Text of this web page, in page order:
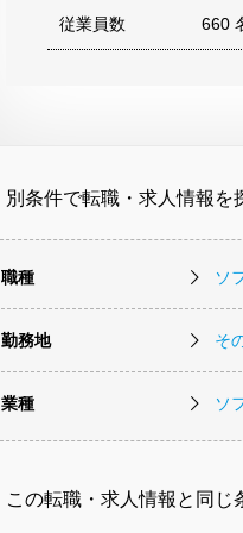
従業員数 660
別条件で転職・求人情報を
職種 ソ
勤務地 そ
業種 ソ
この転職・求人情報と同じ